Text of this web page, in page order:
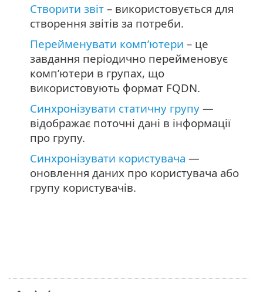
Створити звіт – використовується для
створення звітів за потреби.
Перейменувати комп’ютери – це
завдання періодично перейменовує
комп’ютери в групах, що
використовують формат FQDN.
Синхронізувати статичну групу —
відображає поточні дані в інформації
про групу.
Синхронізувати користувача —
оновлення даних про користувача або
групу користувачів.